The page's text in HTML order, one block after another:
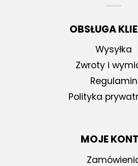
OBSŁUGA
Wysyłka
Zwroty i
Regulamin
Polityka
MOJE